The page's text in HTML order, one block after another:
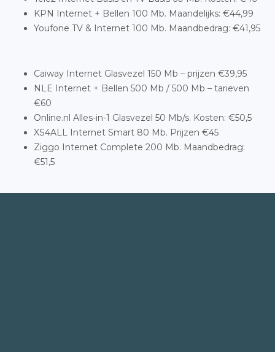
KPN Internet + Bellen 100 Mb. Maandelijks: €44,99
Youfone TV & Internet 100 Mb. Maandbedrag: €41,95
Caiway Internet Glasvezel 150 Mb – prijzen €39,95
NLE Internet + Bellen 500 Mb / 500 Mb – tarieven
€60
Online.nl Alles-in-1 Glasvezel 50 Mb/s. Kosten: €50,5
XS4ALL Internet Smart 80 Mb. Prijzen €45
Ziggo Internet Complete 200 Mb. Maandbedrag:
€51,5